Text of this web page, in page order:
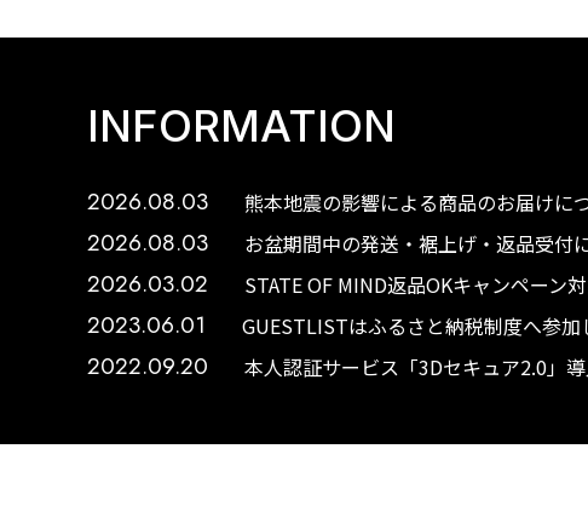
INFORMATION
2026.08.03 熊本地震の影響による商品のお届けに
2026.08.03 お盆期間中の発送・裾上げ・返品受付
2026.03.02 STATE OF MIND返品OKキャンペーン
2023.06.01 GUESTLISTはふるさと納税制度へ参加
2022.09.20 本人認証サービス「3Dセキュア2.0」